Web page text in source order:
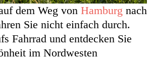
dem Weg von Hamburg nach
Sie nicht einfach durch.
Fahrrad und entdecken Sie
im Nordwesten